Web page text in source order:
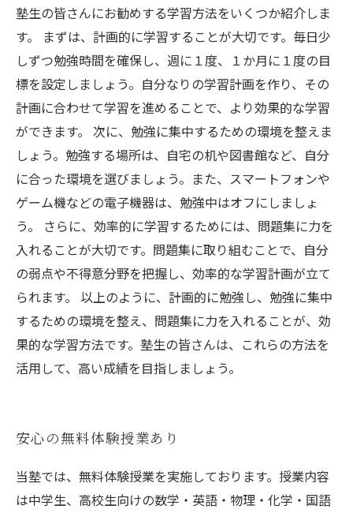
塾生の皆さんにお勧めする学習方法をいくつか紹介しま
す。 まずは、計画的に学習することが大切です。毎日少
しずつ勉強時間を確保し、週に１度、１か月に１度の目
標を設定しましょう。自分なりの学習計画を作り、その
計画に合わせて学習を進めることで、より効果的な学習
ができます。 次に、勉強に集中するための環境を整えま
しょう。勉強する場所は、自宅の机や図書館など、自分
に合った環境を選びましょう。また、スマートフォンや
ゲーム機などの電子機器は、勉強中はオフにしましょ
う。 さらに、効率的に学習するためには、問題集に力を
入れることが大切です。問題集に取り組むことで、自分
の弱点や不得意分野を把握し、効率的な学習計画が立て
られます。 以上のように、計画的に勉強し、勉強に集中
するための環境を整え、問題集に力を入れることが、効
果的な学習方法です。塾生の皆さんは、これらの方法を
活用して、高い成績を目指しましょう。
安心の無料体験授業あり
当塾では、無料体験授業を実施しております。授業内容
は中学生、高校生向けの数学・英語・物理・化学・国語